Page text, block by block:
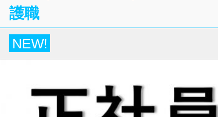
護職
NEW!